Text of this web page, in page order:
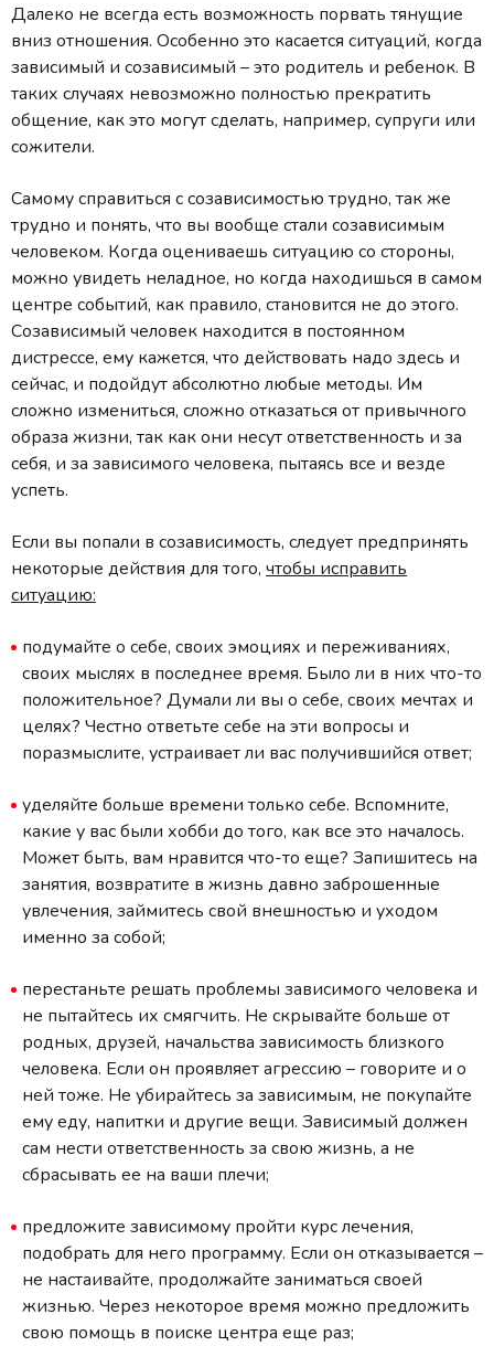
Далеко не всегда есть возможность порвать тянущие
вниз отношения. Особенно это касается ситуаций, когда
зависимый и созависимый – это родитель и ребенок. В
таких случаях невозможно полностью прекратить
общение, как это могут сделать, например, супруги или
сожители.
Самому справиться с созависимостью трудно, так же
трудно и понять, что вы вообще стали созависимым
человеком. Когда оцениваешь ситуацию со стороны,
можно увидеть неладное, но когда находишься в самом
центре событий, как правило, становится не до этого.
Созависимый человек находится в постоянном
дистрессе, ему кажется, что действовать надо здесь и
сейчас, и подойдут абсолютно любые методы. Им
сложно измениться, сложно отказаться от привычного
образа жизни, так как они несут ответственность и за
себя, и за зависимого человека, пытаясь все и везде
успеть.
Если вы попали в созависимость, следует предпринять
некоторые действия для того, чтобы исправить
ситуацию:
подумайте о себе, своих эмоциях и переживаниях,
своих мыслях в последнее время. Было ли в них что-то
положительное? Думали ли вы о себе, своих мечтах и
целях? Честно ответьте себе на эти вопросы и
поразмыслите, устраивает ли вас получившийся ответ;
уделяйте больше времени только себе. Вспомните,
какие у вас были хобби до того, как все это началось.
Может быть, вам нравится что-то еще? Запишитесь на
занятия, возвратите в жизнь давно заброшенные
увлечения, займитесь свой внешностью и уходом
именно за собой;
перестаньте решать проблемы зависимого человека и
не пытайтесь их смягчить. Не скрывайте больше от
родных, друзей, начальства зависимость близкого
человека. Если он проявляет агрессию – говорите и о
ней тоже. Не убирайтесь за зависимым, не покупайте
ему еду, напитки и другие вещи. Зависимый должен
сам нести ответственность за свою жизнь, а не
сбрасывать ее на ваши плечи;
предложите зависимому пройти курс лечения,
подобрать для него программу. Если он отказывается –
не настаивайте, продолжайте заниматься своей
жизнью. Через некоторое время можно предложить
свою помощь в поиске центра еще раз;